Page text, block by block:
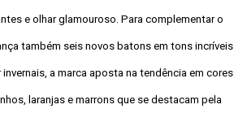
e olhar glamouroso. Para complementar o
também seis novos batons em tons incríveis
a marca aposta na tendência em cores
laranjas e marrons que se destacam pela